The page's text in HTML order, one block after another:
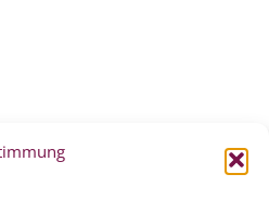
in WELTWOCHE DER GEBURT